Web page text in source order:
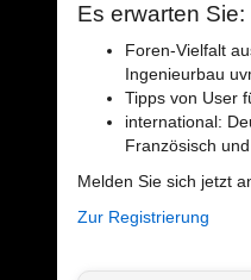
Es erwarten Sie:
Foren-Vielfalt
Ingenieurbau
Tipps von User
international:
Französisch
Melden Sie sich jetzt
Zur Registrierung